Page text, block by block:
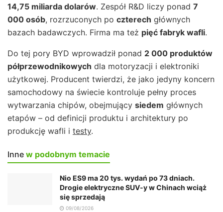
14,75 miliarda dolarów. Zespół R&D liczy ponad 7
000 osób, rozrzuconych po czterech głównych
bazach badawczych. Firma ma też pięć fabryk wafli.
Do tej pory BYD wprowadził ponad 2 000 produktów
półprzewodnikowych dla motoryzacji i elektroniki
użytkowej. Producent twierdzi, że jako jedyny koncern
samochodowy na świecie kontroluje pełny proces
wytwarzania chipów, obejmujący siedem głównych
etapów – od definicji produktu i architektury po
produkcję wafli i testy.
Inne w podobnym temacie
Nio ES9 ma 20 tys. wydań po 73 dniach.
Drogie elektryczne SUV-y w Chinach wciąż
się sprzedają
09/08/2026